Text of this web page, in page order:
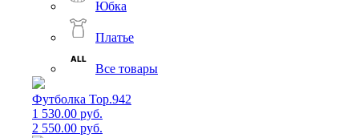
Юбка
Платье
Все товары
Футболка Top.942
1 530.00 руб.
2 550.00 руб.